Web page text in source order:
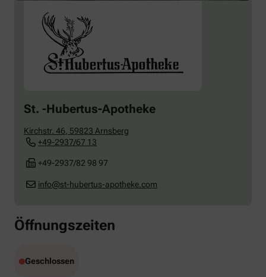
St. -Hubertus-Apotheke
Kirchstr. 46 59823 Arnsberg
+49-2937/67 13
+49-2937/82 98 97
info@st-hubertus-apotheke.com
Öffnungszeiten
Geschlossen